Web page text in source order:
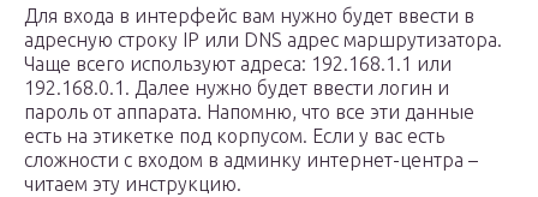
Для входа в интерфейс вам нужно будет ввести в
адресную строку IP или DNS адрес маршрутизатора.
Чаще всего используют адреса: 192.168.1.1 или
192.168.0.1. Далее нужно будет ввести логин и
пароль от аппарата. Напомню, что все эти данные
есть на этикетке под корпусом. Если у вас есть
сложности с входом в админку интернет-центра –
читаем эту инструкцию.